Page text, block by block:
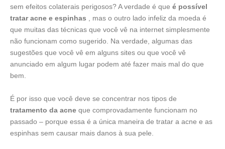
sem efeitos colaterais perigosos? A verdade é que é possível
tratar acne e espinhas , mas o outro lado infeliz da moeda é
que muitas das técnicas que você vê na internet simplesmente
não funcionam como sugerido. Na verdade, algumas das
sugestões que você vê em alguns sites ou que você vê
anunciado em algum lugar podem até fazer mais mal do que
bem.
É por isso que você deve se concentrar nos tipos de
tratamento da acne que comprovadamente funcionam no
passado – porque essa é a única maneira de tratar a acne e as
espinhas sem causar mais danos à sua pele.